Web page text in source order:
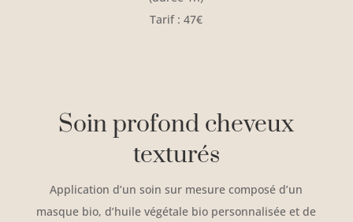
Tarif : 47€
Soin profond cheveux
texturés
Application d’un soin sur mesure composé d’un
masque bio, d’huile végétale bio personnalisée et de